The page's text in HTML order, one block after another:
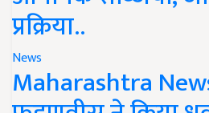
प्रक्रिया..
News
Maharashtra